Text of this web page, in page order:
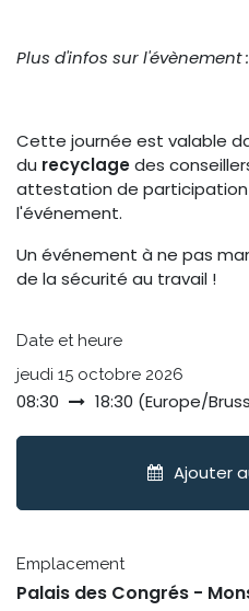
Plus d'infos sur l'évènement :
Cette journée est valable
du recyclagedes
attestation de participation
l'événement.
Un événement à ne pas
de la sécurité au travail !
Date et heure
jeudi 15 octobre 2026
08:30 18:30 (Europe/
Ajouter
Emplacement
Palais des Congrés -